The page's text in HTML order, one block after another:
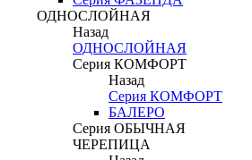
ОДНОСЛОЙНАЯ
Назад
ОДНОСЛОЙНАЯ
Серия КОМФОРТ
Назад
Серия КОМФОРТ
БАЛЕРО
Серия ОБЫЧНАЯ
ЧЕРЕПИЦА